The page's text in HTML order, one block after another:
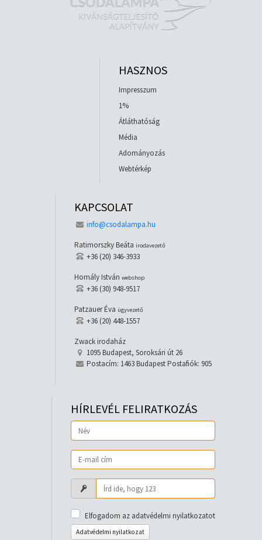
HASZNOS
Impresszum
1%
Átláthatóság
Média
Adományozás
Webtérkép
KAPCSOLAT
info@csodalampa.hu
Ratimorszky Beáta irodavezető
+36 (20) 346-3933
Homály István webshop
+36 (30) 948-9517
Patzauer Éva ügyvezető
+36 (20) 448-1557
Zwack irodaház
1095 Budapest, Soroksári út 26
Postacím: 1463 Budapest Postafiók: 905
HÍRLEVÉL FELIRATKOZÁS
Elfogadom az adatvédelmi nyilatkozatot
Adatvédelmi nyilatkozat